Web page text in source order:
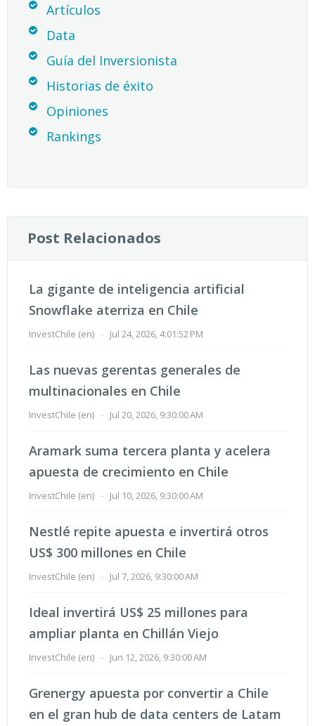
Artículos
Data
Guía del Inversionista
Historias de éxito
Opiniones
Rankings
Post Relacionados
La gigante de inteligencia artificial
Snowflake aterriza en Chile
InvestChile (en) - Jul 24, 2026, 4:01:52 PM
Las nuevas gerentas generales de
multinacionales en Chile
InvestChile (en) - Jul 20, 2026, 9:30:00 AM
Aramark suma tercera planta y acelera
apuesta de crecimiento en Chile
InvestChile (en) - Jul 10, 2026, 9:30:00 AM
Nestlé repite apuesta e invertirá otros
US$ 300 millones en Chile
InvestChile (en) - Jul 7, 2026, 9:30:00 AM
Ideal invertirá US$ 25 millones para
ampliar planta en Chillán Viejo
InvestChile (en) - Jun 12, 2026, 9:30:00 AM
Grenergy apuesta por convertir a Chile
en el gran hub de data centers de Latam